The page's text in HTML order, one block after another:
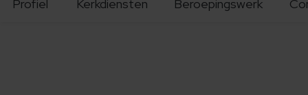
Profiel Kerkdiensten Beroepingswerk